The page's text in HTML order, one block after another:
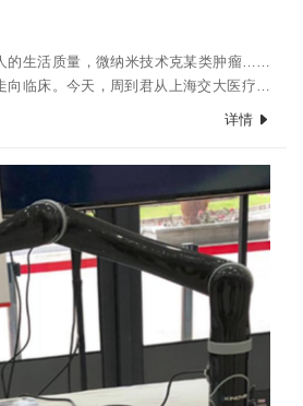
的生活质量，微纳米技术克某类肿瘤……
向临床。今天，周到君从上海交大医疗机
术论坛上获悉，交大医疗机器人研究院联
详情